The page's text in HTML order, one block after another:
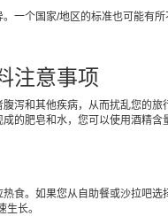
一个国家/地区的标准也可能有
注意事项
泻和其他疾病，从而扰乱您的
的肥皂和水，您可以使用酒精
食。如果您从自助餐或沙拉吧
长。